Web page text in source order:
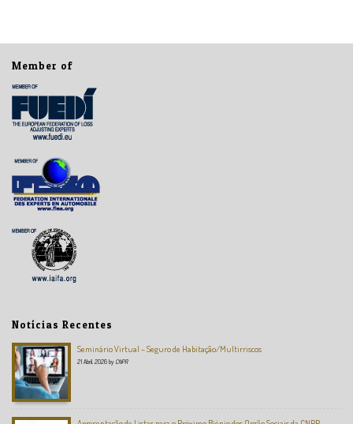
Member of
Notícias Recentes
Seminário Virtual – Seguro de Habitação/Multirriscos
21 Abril, 2026 by CNPR